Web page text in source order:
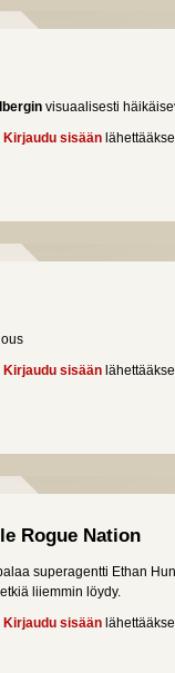
visuaalisesti
Ready Player One
Kirjaudu sisään
Star Trek Beyond
Kirjaudu sisään
Rogue Nation
superagentti Ethan
liiemmin löydy.
Mission: Impossible
Kirjaudu sisään